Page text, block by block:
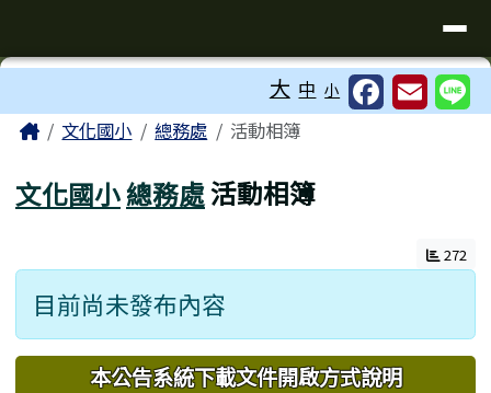
⏸
大 中 小
主內容區域
Home文化國小 總務處 活動相簿
文化國小總務處活動相簿
272
目前尚未發布內容
下中區域內容
本公告系統下載文件開啟方式說明
頁尾區域